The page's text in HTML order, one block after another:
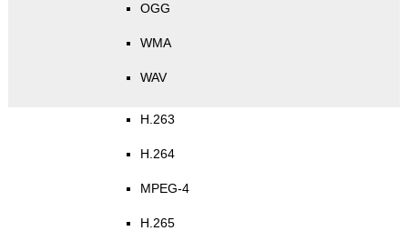
OGG
WMA
WAV
H.263
H.264
MPEG-4
H.265